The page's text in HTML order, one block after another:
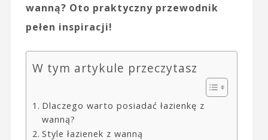
wanną? Oto praktyczny przewodnik
pełen inspiracji!
W tym artykule przeczytasz
Dlaczego warto posiadać łazienkę z
wanną?
Style łazienek z wanną